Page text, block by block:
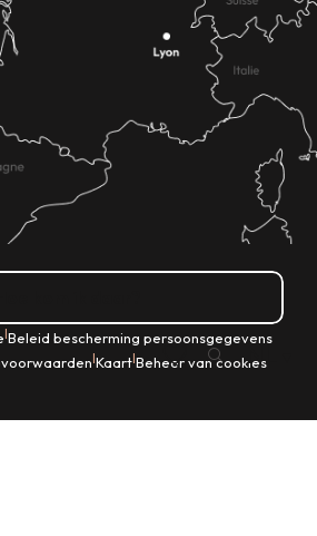
NL
|Beleid bescherming persoonsgegevens
|Kaart|Beheer van cookies